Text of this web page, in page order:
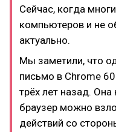
Сейчас, когда
компьютеров и не
актуально.
Мы заметили, что
письмо в Chrome
трёх лет назад. Она
браузер можно
действий со